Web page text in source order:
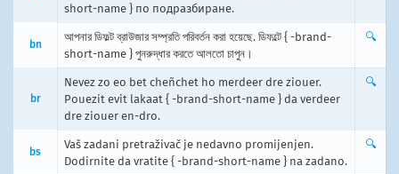
short-name } по подразбиране.
bn
আপনার ডিফল্ট ব্রাউজার সম্প্রতি পরিবর্তন করা হয়েছে. ডিফল্টে { -brand-
short-name } পুনরুদ্ধার করতে আলতো চাপুন।
🔍
br
Nevez zo eo bet cheñchet ho merdeer dre ziouer.
Pouezit evit lakaat { -brand-short-name } da verdeer
dre ziouer en-dro.
🔍
bs
Vaš zadani pretraživač je nedavno promijenjen.
Dodirnite da vratite { -brand-short-name } na zadano.
🔍